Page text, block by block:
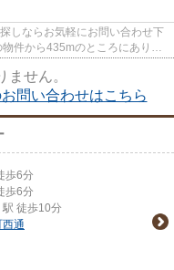
しならお気軽にお問い合わせ下
件から435mのところにありま
せん。
問い合わせはこちら
歩6分
歩6分
駅 徒歩10分
西通